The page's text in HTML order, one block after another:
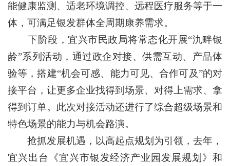
能健康监测、适老环境调控、远程医疗服务等于一
体，可满足银发群体全周期康养需求。
下阶段，宜兴市民政局将常态化开展“氿畔银
龄”系列活动，通过政企对接、供需互动、产品体
验等，搭建“机会可感、能力可见、合作可及”的对
接平台，让更多企业找得到场景、对得上需求、拿
得到订单。此次对接活动还进行了综合超级场景和
特色场景的能力与机会路演。
抢抓发展机遇，以高起点规划为引领，去年，
宜兴出台《宜兴市银发经济产业园发展规划》和